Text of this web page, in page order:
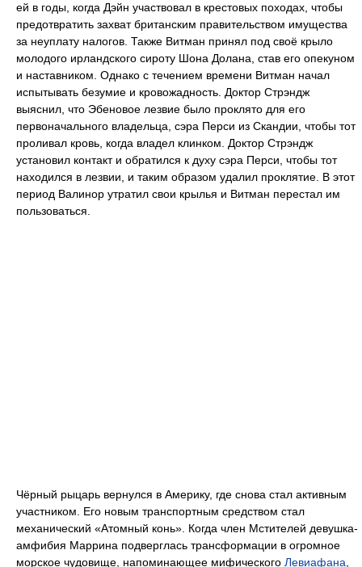
ей в годы, когда Дэйн участвовал в крестовых походах, чтобы
предотвратить захват британским правительством имущества
за неуплату налогов. Также Витман принял под своё крыло
молодого ирландского сироту Шона Долана, став его опекуном
и наставником. Однако с течением времени Витман начал
испытывать безумие и кровожадность. Доктор Стрэндж
выяснил, что Эбеновое лезвие было проклято для его
первоначального владельца, сэра Перси из Скандии, чтобы тот
проливал кровь, когда владел клинком. Доктор Стрэндж
установил контакт и обратился к духу сэра Перси, чтобы тот
находился в лезвии, и таким образом удалил проклятие. В этот
период Валинор утратил свои крылья и Витман перестал им
пользоваться.
Чёрный рыцарь вернулся в Америку, где снова стал активным
участником. Его новым транспортным средством стал
механический «Атомный конь». Когда член Мстителей девушка-
амфибия Маррина подверглась трансформации в огромное
морское чудовище, напоминающее мифического Левиафана